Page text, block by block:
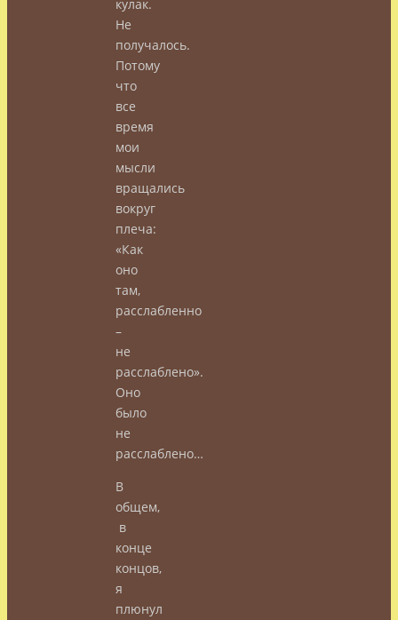
кулак.
Не
получалось.
Потому
что
все
время
мои
мысли
вращались
вокруг
плеча:
«Как
оно
там,
расслабленно
–
не
расслаблено».
Оно
было
не
расслаблено…
В
общем,
в
конце
концов,
я
плюнул